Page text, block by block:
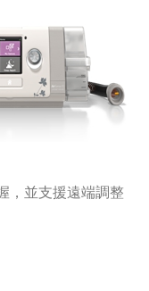
，並支援遠端調整